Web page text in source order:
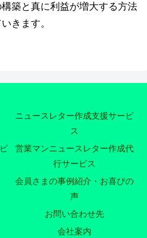
築と真に利益が増大する方法
きます。
ニュースレター作成支援サービ
ス
営業マンニュースレター作成代
行サービス
会員さまの事例紹介・お喜びの
声
お問い合わせ先
会社案内